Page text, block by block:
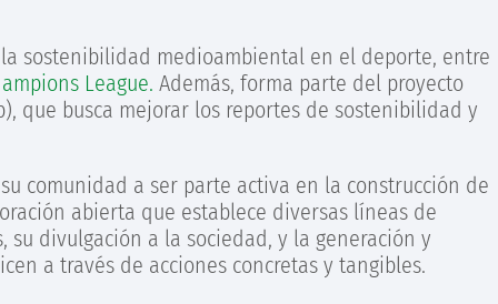
sostenibilidad medioambiental en el deporte, entre
League. Además, forma parte del proyecto
que busca mejorar los reportes de sostenibilidad y
comunidad a ser parte activa en la construcción de
abierta que establece diversas líneas de
divulgación a la sociedad, y la generación y
a través de acciones concretas y tangibles.